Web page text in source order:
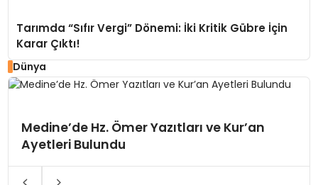
Tarımda “Sıfır Vergi” Dönemi: İki Kritik Gübre İçin
Karar Çıktı!
Dünya
Medine’de Hz. Ömer Yazıtları ve Kur’an
Ayetleri Bulundu